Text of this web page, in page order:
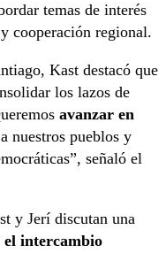
temas de interés
cooperación regional.
Kast destacó que
los lazos de
avanzar en
nuestros pueblos y
señaló el
y Jerí discutan una
intercambio